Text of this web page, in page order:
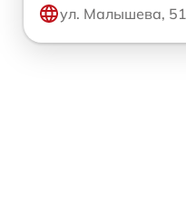
ул. Малышева, 51